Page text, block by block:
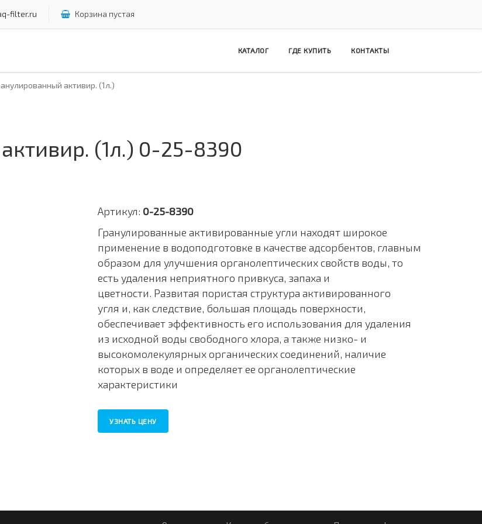
filter.ru Корзина пустая
КАТАЛОГ ГДЕ КУПИТЬ КОНТАКТЫ
активир. (1л.)
(1л.) 0-25-8390
Артикул: 0-25-8390
Гранулированные активированные угли находят широкое
применение в водоподготовке в качестве адсорбентов, главным
образом для улучшения органолептических свойств воды, то
есть удаления неприятного привкуса, запаха и
цветности. Развитая пористая структура активированного
угля и, как следствие, большая площадь поверхности,
обеспечивает эффективность его использования для удаления
из исходной воды свободного хлора, а также низко- и
высокомолекулярных органических соединений, наличие
которых в воде и определяет ее органолептические
характеристики
УЗНАТЬ ЦЕНУ